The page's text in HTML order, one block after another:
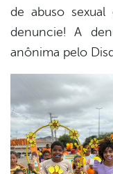
de abuso sexual
denuncie! A
anônima pelo